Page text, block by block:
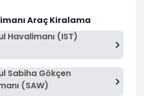
Araç Kiralama
Havalimanı (IST)
Sabiha Gökçen
(SAW)